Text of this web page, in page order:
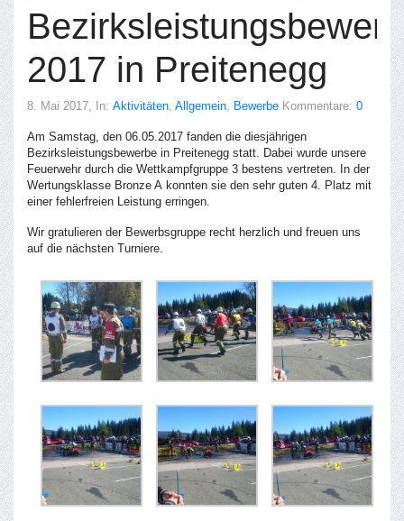
2017 in Preitenegg
8. Mai 2017, In: Aktivitäten, Allgemein, Bewerbe Kommentare: 0
Am Samstag, den 06.05.2017 fanden die diesjährigen
Bezirksleistungsbewerbe in Preitenegg statt. Dabei wurde unsere
Feuerwehr durch die Wettkampfgruppe 3 bestens vertreten. In der
Wertungsklasse Bronze A konnten sie den sehr guten 4. Platz mit
einer fehlerfreien Leistung erringen.
Wir gratulieren der Bewerbsgruppe recht herzlich und freuen uns
auf die nächsten Turniere.